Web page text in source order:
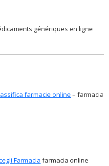
génériques en ligne
farmacie online – farmacia
Farmacia farmacia online